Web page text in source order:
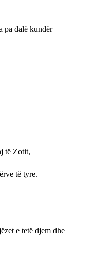
pa dalë kundër
të Zotit,
të tyre.
e tetë djem dhe